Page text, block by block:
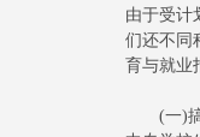
由于受计
们还不同
育与就业
(一)搞